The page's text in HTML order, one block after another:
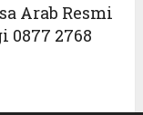
Arab Resmi
0877 2768